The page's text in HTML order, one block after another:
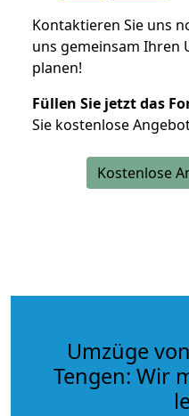
Kontaktieren Sie uns
uns gemeinsam Ihren
planen!
Füllen Sie jetzt das
Sie kostenlose
Kostenlose
Umzüge
Tengen: Wir